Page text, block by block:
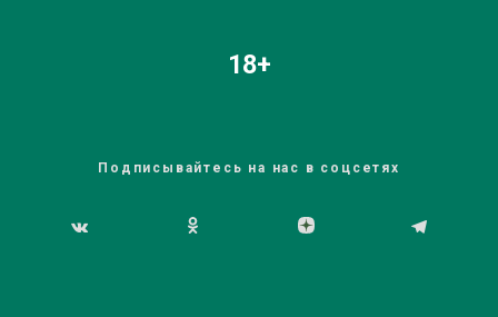
18+
Подписывайтесь на нас в соцсетях